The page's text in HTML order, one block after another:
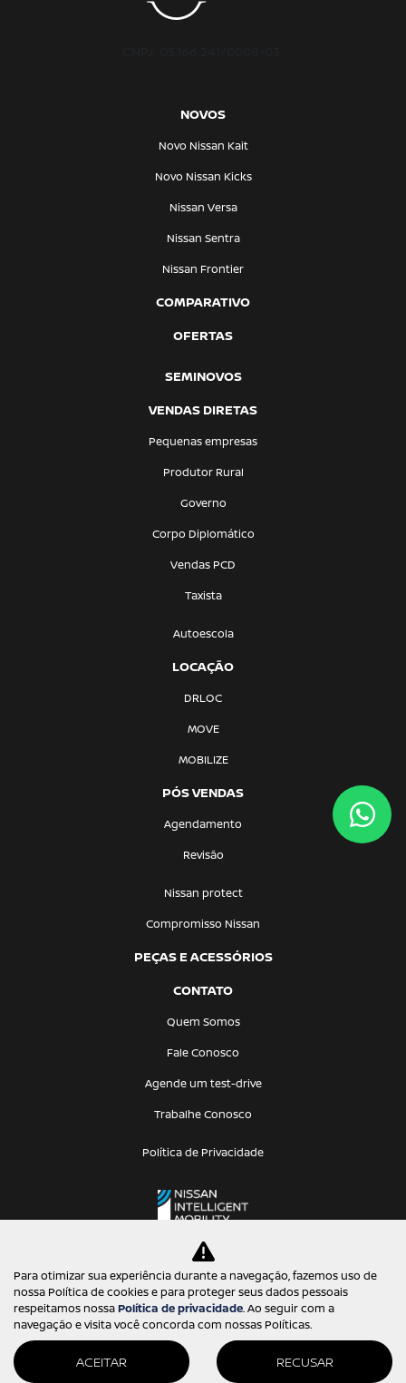
NOVOS
Novo Nissan Kait
Novo Nissan Kicks
Nissan Versa
Nissan Sentra
Nissan Frontier
COMPARATIVO
OFERTAS
SEMINOVOS
VENDAS DIRETAS
Pequenas empresas
Produtor Rural
Governo
Corpo Diplomático
Vendas PCD
Taxista
Autoescola
LOCAÇÃO
DRLOC
MOVE
MOBILIZE
PÓS VENDAS
Agendamento
Revisão
Nissan protect
Compromisso Nissan
PEÇAS E ACESSÓRIOS
CONTATO
Quem Somos
Fale Conosco
Agende um test-drive
Trabalhe Conosco
Política de Privacidade
Desacelere. Seu bem maior é a vida.
Desenvolvido pela DEALERSPACE ® Direitos Reservados.
Para otimizar sua experiência durante a navegação, fazemos uso de
nossa Política de cookies e para proteger seus dados pessoais
respeitamos nossaPolítica de privacidade. Ao seguir com a
navegação e visita você concorda com nossas Políticas.
ACEITAR RECUSAR